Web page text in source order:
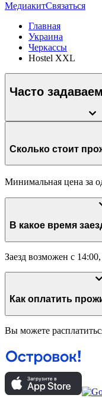
МедиакитСвязаться
Главная
Украина
Черкассы
Hostel XXL
Часто
Минимальная цена за
Заезд возможен с
Вы можете